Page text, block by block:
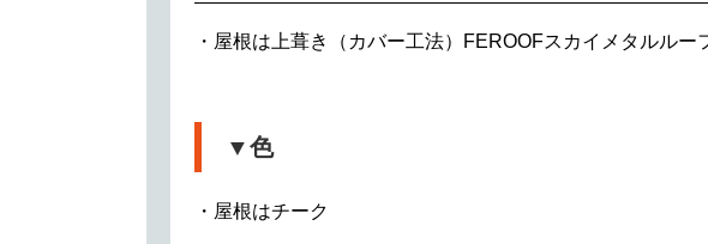
・屋根は上葺き（カバー工法）FEROOFスカイメタルルー
▼色
・屋根はチーク